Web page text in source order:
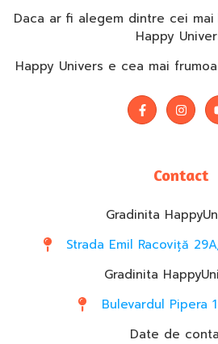
Daca ar fi alegem dintre cei
Happy
Happy Univers e cea mai
Contact
Gradinita
Strada Emil Racoviță
Gradinita
Bulevardul Pipera
Date de